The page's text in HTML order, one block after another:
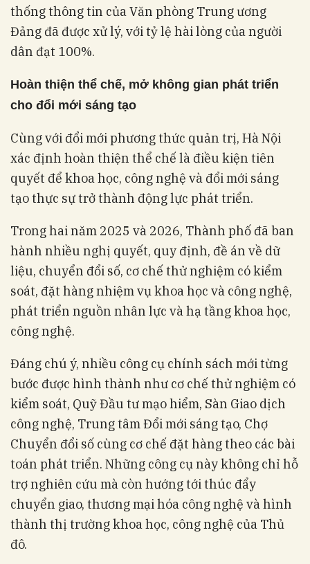
thống thông tin của Văn phòng Trung ương
Đảng đã được xử lý, với tỷ lệ hài lòng của người
dân đạt 100%.
Hoàn thiện thể chế, mở không gian phát triển
cho đổi mới sáng tạo
Cùng với đổi mới phương thức quản trị, Hà Nội
xác định hoàn thiện thể chế là điều kiện tiên
quyết để khoa học, công nghệ và đổi mới sáng
tạo thực sự trở thành động lực phát triển.
Trong hai năm 2025 và 2026, Thành phố đã ban
hành nhiều nghị quyết, quy định, đề án về dữ
liệu, chuyển đổi số, cơ chế thử nghiệm có kiểm
soát, đặt hàng nhiệm vụ khoa học và công nghệ,
phát triển nguồn nhân lực và hạ tầng khoa học,
công nghệ.
Đáng chú ý, nhiều công cụ chính sách mới từng
bước được hình thành như cơ chế thử nghiệm có
kiểm soát, Quỹ Đầu tư mạo hiểm, Sàn Giao dịch
công nghệ, Trung tâm Đổi mới sáng tạo, Chợ
Chuyển đổi số cùng cơ chế đặt hàng theo các bài
toán phát triển. Những công cụ này không chỉ hỗ
trợ nghiên cứu mà còn hướng tới thúc đẩy
chuyển giao, thương mại hóa công nghệ và hình
thành thị trường khoa học, công nghệ của Thủ
đô.